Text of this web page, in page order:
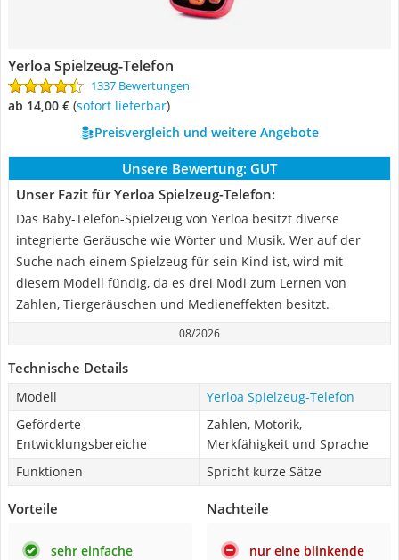
Yerloa Spielzeug-Telefon
1337 Bewertungen
ab 14,00 € ( Sofort lieferbar)
Preisvergleich und weitere Angebote
Unsere Bewertung: GUT
Unser Fazit für Yerloa Spielzeug-Telefon:
Das Baby-Telefon-Spielzeug von Yerloa besitzt diverse
integrierte Geräusche wie Wörter und Musik. Wer auf der
Suche nach einem Spielzeug für sein Kind ist, wird mit
diesem Modell fündig, da es drei Modi zum Lernen von
Zahlen, Tiergeräuschen und Medieneffekten besitzt.
08/2026
Technische Details
Modell
Yerloa Spielzeug-Telefon
Geförderte
Entwicklungsbereiche
Zahlen, Motorik,
Merkfähigkeit und Sprache
Funktionen
Spricht kurze Sätze
Vorteile
sehr einfache
Nachteile
nur eine blinkende